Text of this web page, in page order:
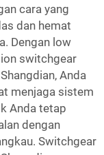
cara yang
dan hemat
Dengan low
switchgear
Anda
menjaga sistem
Anda tetap
dengan
Switchgear